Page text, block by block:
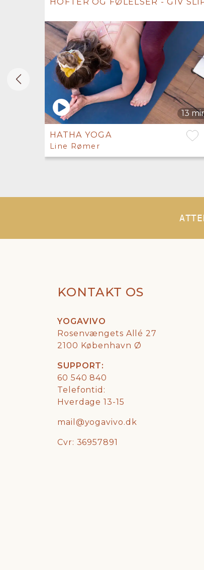
HOFTER OG FØLELSER - GIV
HATHA YOGA
Line Rømer
KONTAKT OS
YOGAVIVO
Rosenvængets Allé 27
2100 København Ø
SUPPORT:
60 540 840
Telefontid:
Hverdage 13-15
mail@yogavivo.dk
Cvr: 36957891